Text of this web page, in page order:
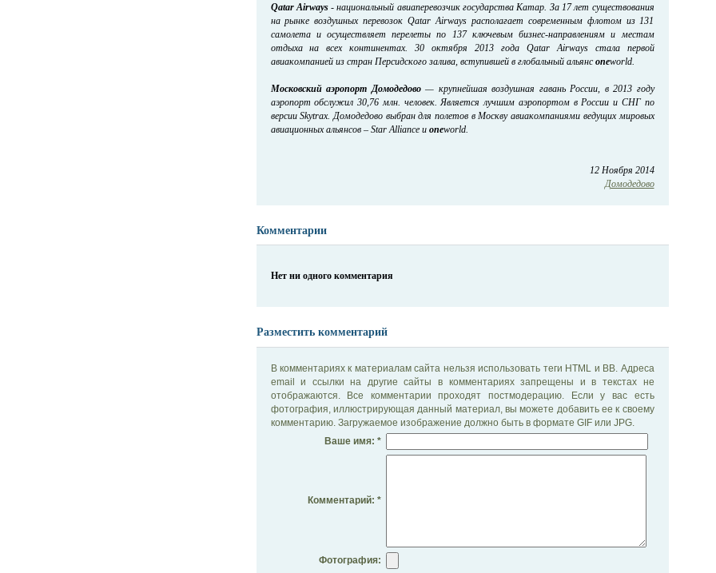
Qatar Airways- национальный авиаперевозчик государства Катар. За 17 лет существования
на рынке воздушных перевозок Qatar Airways располагает современным флотом из 131
самолета и осуществляет перелеты по 137 ключевым бизнес-направлениям и местам
отдыха на всех континентах.30 октября 2013 года Qatar Airways стала первой
авиакомпанией из стран Персидского залива, вступившей в глобальный альянсoneworld.
Московский аэропорт Домодедово— крупнейшая воздушная гавань России, в 2013 году
аэропорт обслужил 30,76 млн. человек. Является лучшим аэропортом в России и СНГ по
версии Skytrax. Домодедово выбран для полетов в Москву авиакомпаниями ведущих мировых
авиационных альянсов – Star Alliance иoneworld.
12 Ноября 2014
Домодедово
Комментарии
Нет ни одного комментария
Разместить комментарий
В комментариях к материалам сайта нельзя использовать теги HTML и BB. Адреса
email и ссылки на другие сайты в комментариях запрещены и в текстах не
отображаются. Все комментарии проходят постмодерацию. Если у вас есть
фотография, иллюстрирующая данный материал, вы можете добавить ее к своему
комментарию. Загружаемое изображение должно быть в формате GIF или JPG.
Ваше имя: *
Комментарий: *
Фотография: